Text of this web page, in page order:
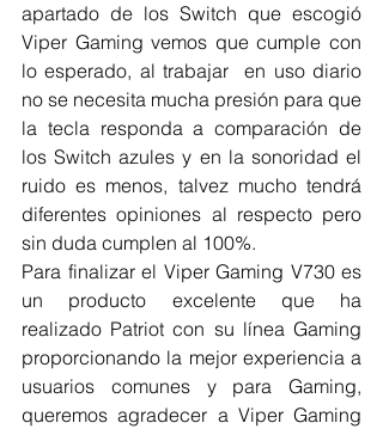
apartado de los Switch que escogió
Viper Gaming vemos que cumple con
lo esperado, al trabajar  en uso diario
no se necesita mucha presión para que
la tecla responda a comparación de
los Switch azules y en la sonoridad el
ruido es menos, talvez mucho tendrá
diferentes opiniones al respecto pero
sin duda cumplen al 100%.
Para finalizar el Viper Gaming V730 es
un producto excelente que ha
realizado Patriot con su línea Gaming
proporcionando la mejor experiencia a
usuarios comunes y para Gaming,
queremos agradecer a Viper Gaming